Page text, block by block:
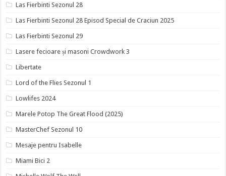
Las Fierbinti Sezonul 28
Las Fierbinti Sezonul 28 Episod Special de Craciun 2025
Las Fierbinti Sezonul 29
Lasere fecioare și masoni Crowdwork 3
Libertate
Lord of the Flies Sezonul 1
Lowlifes 2024
Marele Potop The Great Flood (2025)
MasterChef Sezonul 10
Mesaje pentru Isabelle
Miami Bici 2